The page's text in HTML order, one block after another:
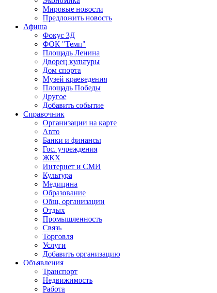
Мировые новости
Предложить новость
Афиша
Фокус 3Д
ФОК "Темп"
Площадь Ленина
Дворец культуры
Дом спорта
Музей краеведения
Площадь Победы
Другое
Добавить событие
Справочник
Организации на карте
Авто
Банки и финансы
Гос. учреждения
ЖКХ
Интернет и СМИ
Культура
Медицина
Образование
Общ. организации
Отдых
Промышленность
Связь
Торговля
Услуги
Добавить организацию
Объявления
Транспорт
Недвижимость
Работа